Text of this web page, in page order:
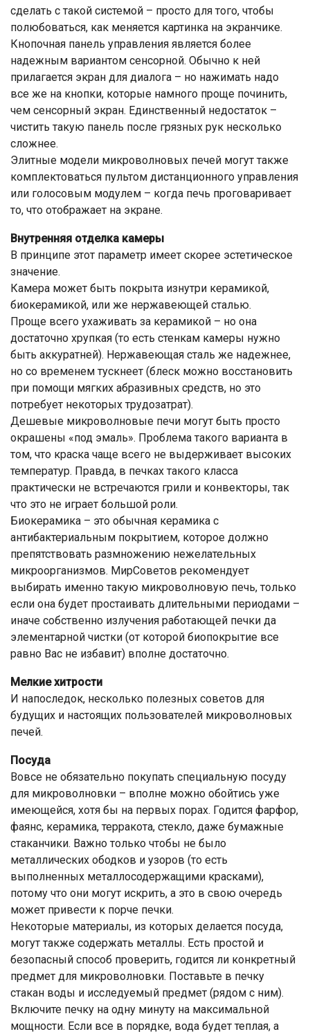
сделать с такой системой – просто для того, чтобы
полюбоваться, как меняется картинка на экранчике.
Кнопочная панель управления является более
надежным вариантом сенсорной. Обычно к ней
прилагается экран для диалога – но нажимать надо
все же на кнопки, которые намного проще починить,
чем сенсорный экран. Единственный недостаток –
чистить такую панель после грязных рук несколько
сложнее.
Элитные модели микроволновых печей могут также
комплектоваться пультом дистанционного управления
или голосовым модулем – когда печь проговаривает
то, что отображает на экране.
Внутренняя отделка камеры
В принципе этот параметр имеет скорее эстетическое
значение.
Камера может быть покрыта изнутри керамикой,
биокерамикой, или же нержавеющей сталью.
Проще всего ухаживать за керамикой – но она
достаточно хрупкая (то есть стенкам камеры нужно
быть аккуратней). Нержавеющая сталь же надежнее,
но со временем тускнеет (блеск можно восстановить
при помощи мягких абразивных средств, но это
потребует некоторых трудозатрат).
Дешевые микроволновые печи могут быть просто
окрашены «под эмаль». Проблема такого варианта в
том, что краска чаще всего не выдерживает высоких
температур. Правда, в печках такого класса
практически не встречаются грили и конвекторы, так
что это не играет большой роли.
Биокерамика – это обычная керамика с
антибактериальным покрытием, которое должно
препятствовать размножению нежелательных
микроорганизмов. МирСоветов рекомендует
выбирать именно такую микроволновую печь, только
если она будет простаивать длительными периодами –
иначе собственно излучения работающей печки да
элементарной чистки (от которой биопокрытие все
равно Вас не избавит) вполне достаточно.
Мелкие хитрости
И напоследок, несколько полезных советов для
будущих и настоящих пользователей микроволновых
печей.
Посуда
Вовсе не обязательно покупать специальную посуду
для микроволновки – вполне можно обойтись уже
имеющейся, хотя бы на первых порах. Годится фарфор,
фаянс, керамика, терракота, стекло, даже бумажные
стаканчики. Важно только чтобы не было
металлических ободков и узоров (то есть
выполненных металлосодержащими красками),
потому что они могут искрить, а это в свою очередь
может привести к порче печки.
Некоторые материалы, из которых делается посуда,
могут также содержать металлы. Есть простой и
безопасный способ проверить, годится ли конкретный
предмет для микроволновки. Поставьте в печку
стакан воды и исследуемый предмет (рядом с ним).
Включите печку на одну минуту на максимальной
мощности. Если все в порядке, вода будет теплая, а